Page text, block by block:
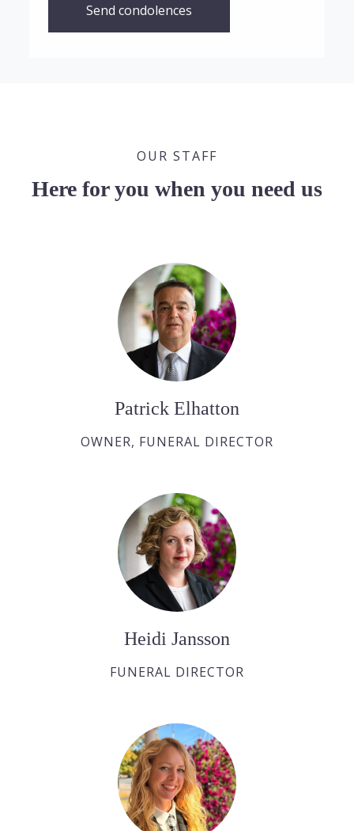
Send condolences
OUR STAFF
Here for you when you need us
Patrick Elhatton
OWNER, FUNERAL DIRECTOR
Heidi Jansson
FUNERAL DIRECTOR